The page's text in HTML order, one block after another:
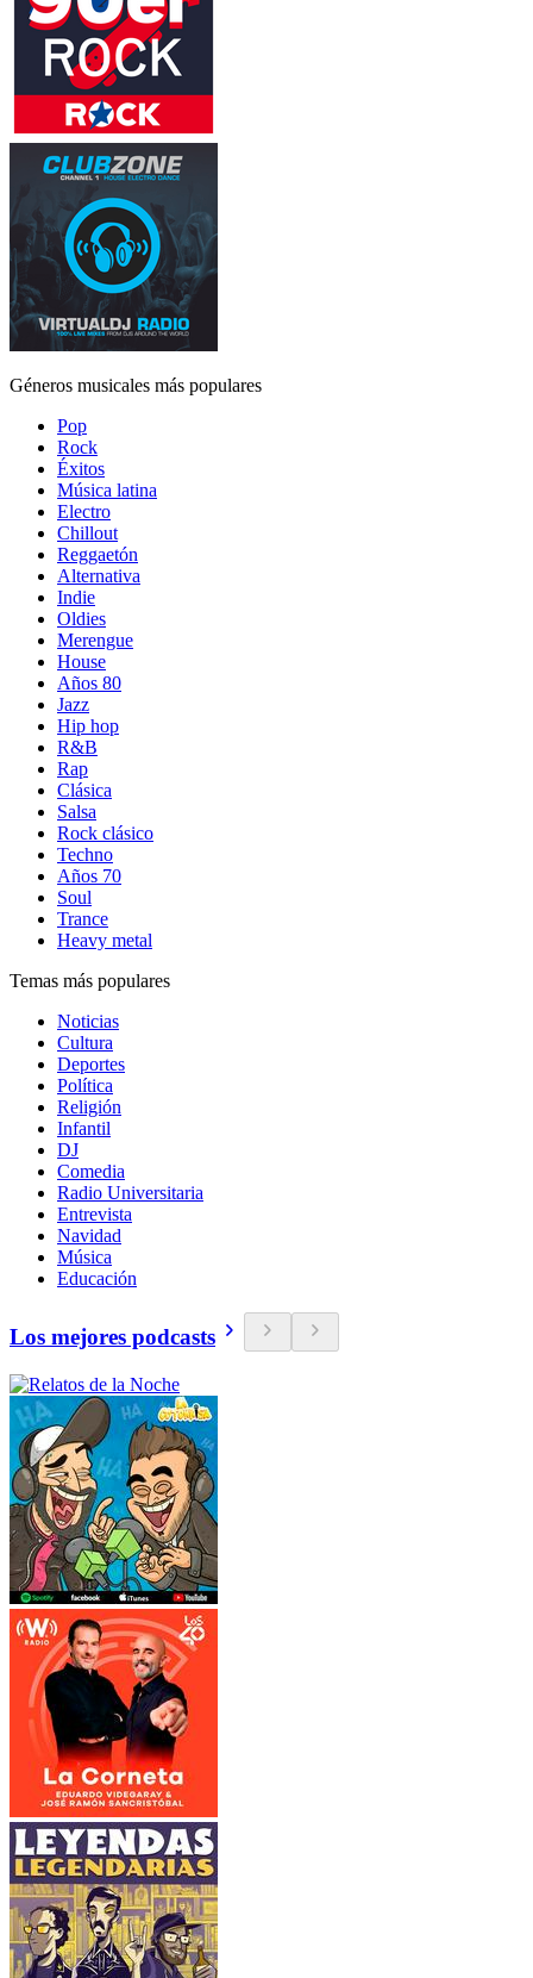
Géneros musicales más populares
Pop
Rock
Éxitos
Música latina
Electro
Chillout
Reggaetón
Alternativa
Indie
Oldies
Merengue
House
Años 80
Jazz
Hip hop
R&B
Rap
Clásica
Salsa
Rock clásico
Techno
Años 70
Soul
Trance
Heavy metal
Temas más populares
Noticias
Cultura
Deportes
Política
Religión
Infantil
DJ
Comedia
Radio Universitaria
Entrevista
Navidad
Música
Educación
Los mejores podcasts